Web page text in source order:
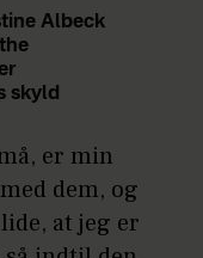
Albeck
skyld
er min
dem, og
at jeg er